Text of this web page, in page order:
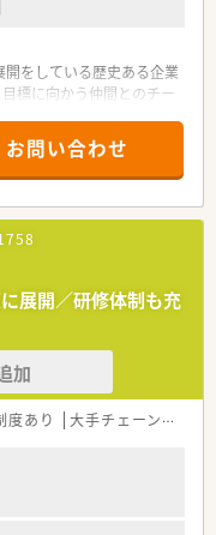
開をしている歴史ある企業
標に向かう仲間とのチー
められた人数以上にし、
す。
有給休暇を取ることが出来
≫
育児短時間勤務制度では
事を続けることができま
としてきちんとサポート
ております。投薬カウン
ニケーションを大切にし
お問い合わせ
展開／研修体制も充
加
度あり 大手チェーン以外